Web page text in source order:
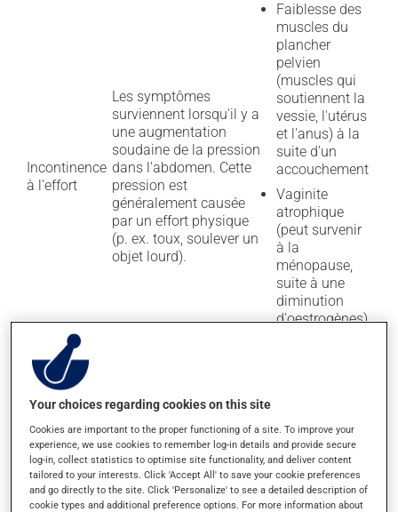
Incontinence
à l'effort
Les symptômes
surviennent lorsqu'il y a
une augmentation
soudaine de la pression
dans l'abdomen. Cette
pression est
généralement causée
par un effort physique
(p. ex. toux, soulever un
objet lourd).
Faiblesse des
muscles du
plancher
pelvien
(muscles qui
soutiennent la
vessie, l'utérus
et l'anus) à la
suite d'un
accouchement
Vaginite
atrophique
(peut survenir
à la
ménopause,
suite à une
diminution
d'oestrogènes)
Incontinence
par
impériosité
(« urgences »)
Les écoulements d'urine
sont causés par une
difficulté à se retenir
lorsque l'envie soudaine
d'uriner se fait sentir.
de liquides
Constipation
Certains
médicaments
Your choices regarding cookies on this site
Cookies are important to the proper functioning of a site. To improve your
experience, we use cookies to remember log-in details and provide secure
log-in, collect statistics to optimise site functionality, and deliver content
tailored to your interests. Click 'Accept All' to save your cookie preferences
and go directly to the site. Click 'Personalize' to see a detailed description of
cookie types and additional preference options. For more information about